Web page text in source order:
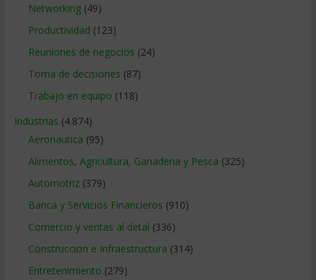
Networking(49)
Productividad (123)
Reuniones de negocios (24)
Toma de decisiones (87)
Trabajo en equipo (118)
Industrias (4.874)
Aeronautica (95)
Alimentos, Agricultura, Ganaderia y Pesca (325)
Automotriz(379)
Banca y Servicios Financieros (910)
Comercio y ventas al detal (336)
Construccion e Infraestructura (314)
Entretenimiento (279)